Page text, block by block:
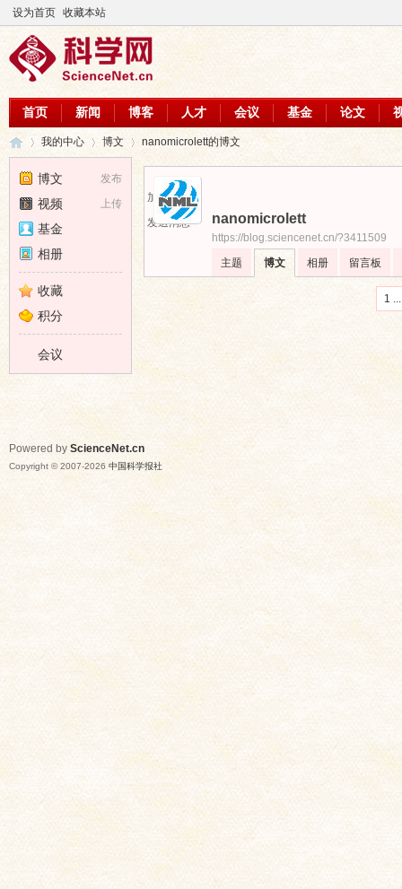
设为首页 收藏本站
首页 新闻 博客 人才 会议 基金 论文
›
我的中心 博文 nanomicrolett的博文
加为好友
发送消息
nanomicrolett
https://blog.sciencenet.cn/?3411509
主题
博文 相册 留言板
1 ...
发布
博文
上传
视频
基金
相册
收藏
积分
会议
Powered by ScienceNet.cn
Copyright © 2007-2026 中国科学报社